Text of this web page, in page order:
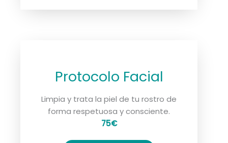
Protocolo Facial
Limpia y trata la piel de tu rostro de
forma respetuosa y consciente.
75€